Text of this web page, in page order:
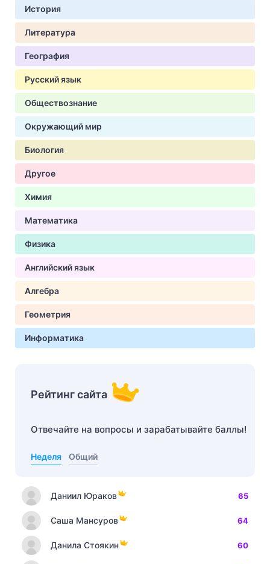
История
Литература
География
Русский язык
Обществознание
Окружающий мир
Биология
Другое
Химия
Математика
Физика
Английский язык
Алгебра
Геометрия
Информатика
Рейтинг сайта
Отвечайте на вопросы и зарабатывайте баллы!
Неделя Общий
Даниил Юраков 65
Саша Мансуров 64
Данила Стоякин 60